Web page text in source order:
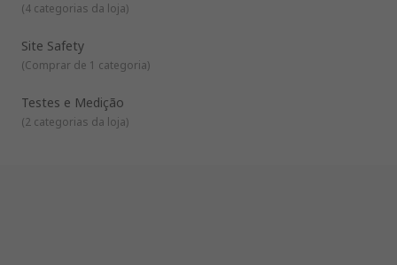
(4 categorias da loja)
Site Safety
(Comprar de 1 categoria)
Testes e Medição
(2 categorias da loja)